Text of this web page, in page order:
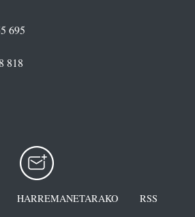
695
818
HARREMANETARAKO RSS